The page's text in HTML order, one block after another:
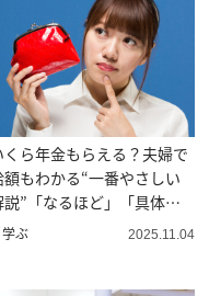
ら年金もらえる？夫婦で
額もわかる“一番やさしい
”「なるほど」「具体
ぶ 2025.11.04